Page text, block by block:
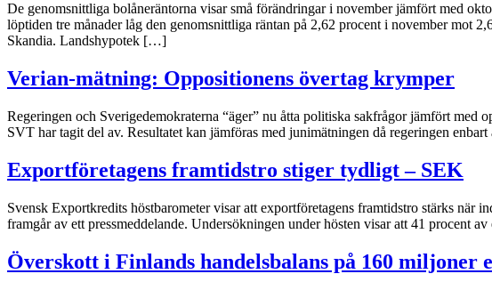
De genomsnittliga bolåneräntorna visar små förändringar i november jämfört med
löptiden tre månader låg den genomsnittliga räntan på 2,62 procent i november mot
Skandia. Landshypotek […]
Verian-mätning: Oppositionens övertag krymper
Regeringen och Sverigedemokraterna “äger” nu åtta politiska sakfrågor jämfört
SVT har tagit del av. Resultatet kan jämföras med junimätningen då regeringen
Exportföretagens framtidstro stiger tydligt – SEK
Svensk Exportkredits höstbarometer visar att exportföretagens framtidstro stärks
framgår av ett pressmeddelande. Undersökningen under hösten visar att 41
Överskott i Finlands handelsbalans på 160 miljoner